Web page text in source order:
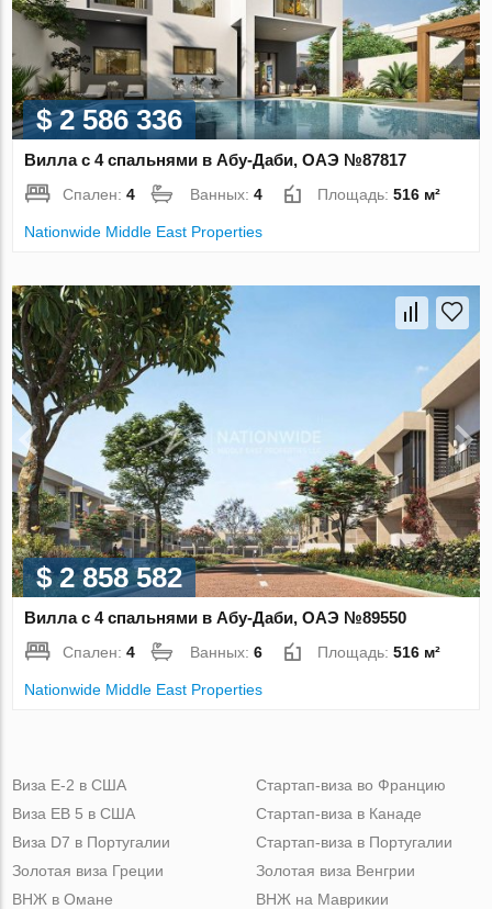
$ 2 586 336
Вилла с 4 спальнями в Абу-Даби, ОАЭ №87817
Спален:4 Ванных:4 Площадь:516 м²
Nationwide Middle East Properties
$ 2 858 582
Вилла с 4 спальнями в Абу-Даби, ОАЭ №89550
Спален:4 Ванных:6 Площадь:516 м²
Nationwide Middle East Properties
Виза Е-2 в США
Виза ЕВ 5 в США
Виза D7 в Португалии
Золотая виза Греции
Стартап-виза во Францию
Стартап-виза в Канаде
Стартап-виза в Португалии
Золотая виза Венгрии
ВНЖ в Омане
ВНЖ на Маврикии